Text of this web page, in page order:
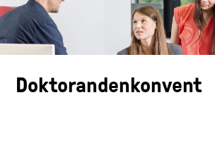
Doktorandenkonvent